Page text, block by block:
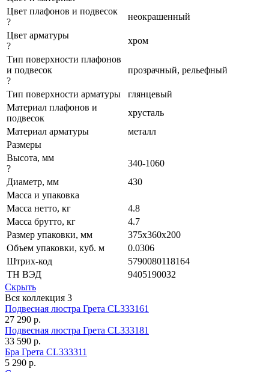
Цвет плафонов и подвесок
?
неокрашенный
Цвет арматуры
?
хром
Тип поверхности плафонов
и подвесок
?
прозрачный, рельефный
Тип поверхности арматуры
глянцевый
Материал плафонов и
подвесок
хрусталь
Материал арматуры
металл
Размеры
Высота, мм
?
340-1060
Диаметр, мм
430
Масса и упаковка
Масса нетто, кг
4.8
Масса брутто, кг
4.7
Размер упаковки, мм
375x360x200
Объем упаковки, куб. м
0.0306
Штрих-код
5790080118164
ТН ВЭД
9405190032
Скрыть
Вся коллекция 3
Подвесная люстра Грета CL333161
27 290 р.
Подвесная люстра Грета CL333181
33 590 р.
Бра Грета CL333311
5 290 р.